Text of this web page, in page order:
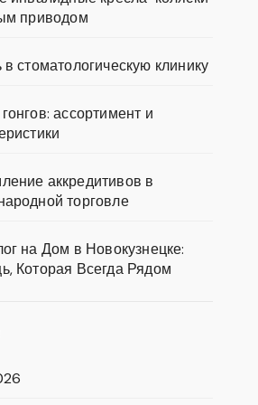
приводом
стоматологическую клинику
ассортимент и
аккредитивов в
торговле
на Дом в Новокузнецке:
Которая Всегда Рядом